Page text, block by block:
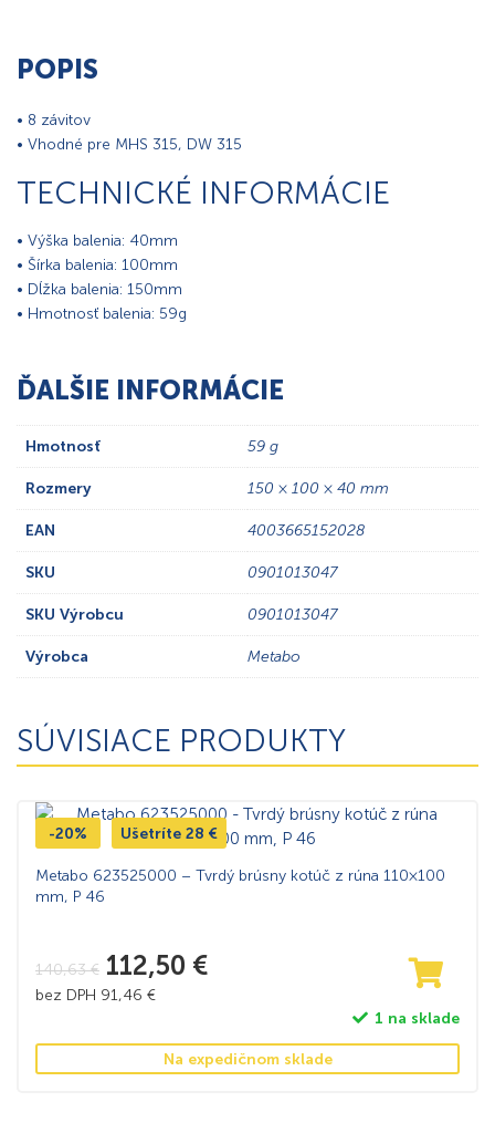
POPIS
• 8 závitov
• Vhodné pre MHS 315, DW 315
TECHNICKÉ INFORMÁCIE
• Výška balenia: 40mm
• Šírka balenia: 100mm
• Dĺžka balenia: 150mm
• Hmotnosť balenia: 59g
ĎALŠIE INFORMÁCIE
Hmotnosť 59 g
Rozmery 150 × 100 × 40 mm
EAN 4003665152028
SKU 0901013047
SKU Výrobcu 0901013047
Výrobca Metabo
SÚVISIACE PRODUKTY
-20% Ušetríte 28 €
Metabo 623525000 – Tvrdý brúsny kotúč z rúna 110×100
mm, P 46
140,63€ 112,50 €
bez DPH 91,46 €
1 na sklade
Na expedičnom sklade